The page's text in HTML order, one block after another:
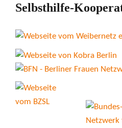
Selbsthilfe-